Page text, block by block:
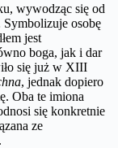
wywodząc się od
Symbolizuje osobę
jest
boga, jak i dar
się już w XIII
, jednak dopiero
Oba te imiona
się konkretnie
ze